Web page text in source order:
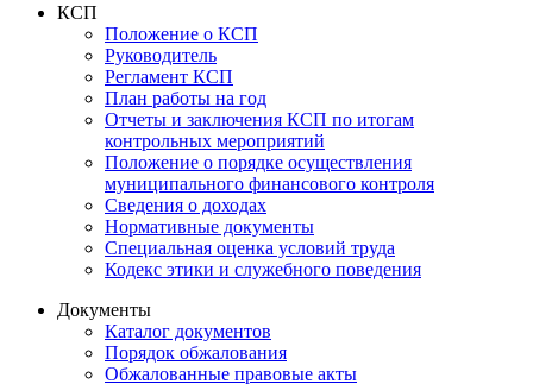
КСП
Положение о КСП
Руководитель
Регламент КСП
План работы на год
Отчеты и заключения КСП по итогам
контрольных мероприятий
Положение о порядке осуществления
муниципального финансового контроля
Сведения о доходах
Нормативные документы
Специальная оценка условий труда
Кодекс этики и служебного поведения
Документы
Каталог документов
Порядок обжалования
Обжалованные правовые акты